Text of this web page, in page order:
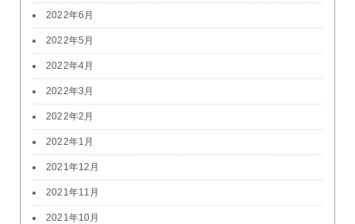
2022年6月
2022年5月
2022年4月
2022年3月
2022年2月
2022年1月
2021年12月
2021年11月
2021年10月